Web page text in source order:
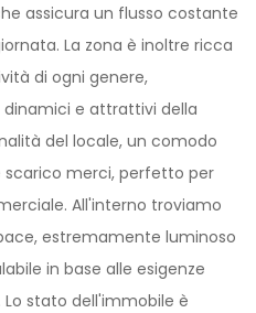
assicura un flusso costante
La zona è inoltre ricca
di ogni genere,
e attrattivi della
del locale, un comodo
scarico merci, perfetto per
All'interno troviamo
estremamente luminoso
in base alle esigenze
stato dell'immobile è